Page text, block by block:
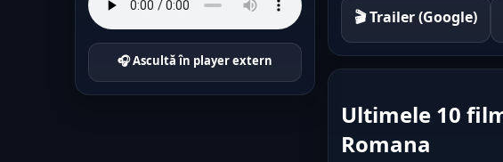
🎧 Ascultă în player extern
🎬 Trailer (Google)
Ultimele 10
Romana